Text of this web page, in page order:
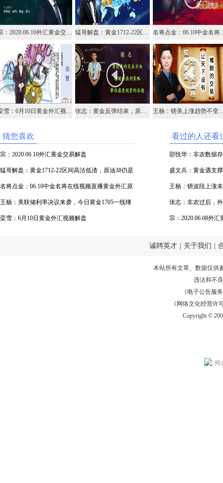
宗：2020.06.10外汇黄金交易解盘 猛哥解盘：黄金1712-22区间高沽低渣，原油38仍是分界线 名将点金：
栾雪：6月10日黄金外汇视频解盘 张志：黄金反弹结束，原油涨势未完！ 王杨：镑美上涨趋势不变，
猜您喜欢
宗：2020.06.10外汇黄金交易解盘
猛哥解盘：黄金1712-22区间高沽低渣，原油38仍是
分界线
名将点金：06.10中金名将在线视频直播黄金外汇原
油
王杨：美联储利率决议来袭，今日黄金1705一线继
续多！
栾雪：6月10日黄金外汇视频解盘
看过的人还看
邵悦华：非农数据
盛文兵：黄金遇支
率决议
王杨：镑波段上涨
张志：非农过后，
宗：2020.06.08外汇
诚聘英才 关于我们
本站所有文章、数据仅供
违法和不
《电子公告服务
《网络文化经营许
Copyright ©
闽